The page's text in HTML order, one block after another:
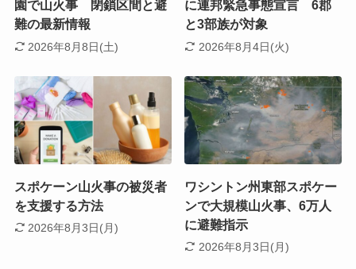
園で山火事 閉鎖区間と避
難の最新情報
2026年8月8日(土)
に連邦緊急事態宣言 6郡
と3部族が対象
2026年8月4日(火)
スポケーン山火事の被災者
を支援する方法
2026年8月3日(月)
ワシントン州東部スポケー
ンで大規模山火事、6万人
に避難指示
2026年8月3日(月)